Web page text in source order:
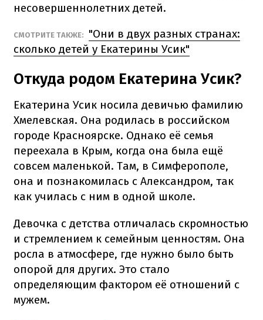
несовершеннолетних детей.
СМОТРИТЕ ТАКЖЕ:
"Они в двух разных странах:
сколько детей у Екатерины Усик"
Откуда родом Екатерина Усик?
Екатерина Усик носила девичью фамилию
Хмелевская. Она родилась в российском
городе Красноярске. Однако её семья
переехала в Крым, когда она была ещё
совсем маленькой. Там, в Симферополе,
она и познакомилась с Александром, так
как училась с ним в одной школе.
Девочка с детства отличалась скромностью
и стремлением к семейным ценностям. Она
росла в атмосфере, где нужно было быть
опорой для других. Это стало
определяющим фактором её отношений с
мужем.